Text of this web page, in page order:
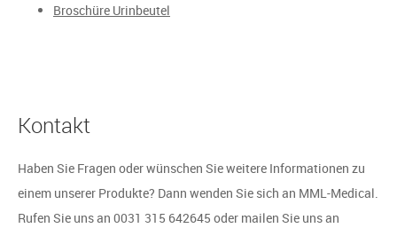
Broschüre Urinbeutel
Kontakt
Haben Sie Fragen oder wünschen Sie weitere Informationen zu
einem unserer Produkte? Dann wenden Sie sich an MML-Medical.
Rufen Sie uns an 0031 315 642645 oder mailen Sie uns an